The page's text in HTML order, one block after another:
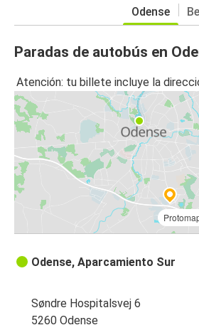
Odense
Paradas de autobús en
Atención: tu billete incluye la
Odense, Aparcamiento Sur
Søndre Hospitalsvej 6
5260 Odense